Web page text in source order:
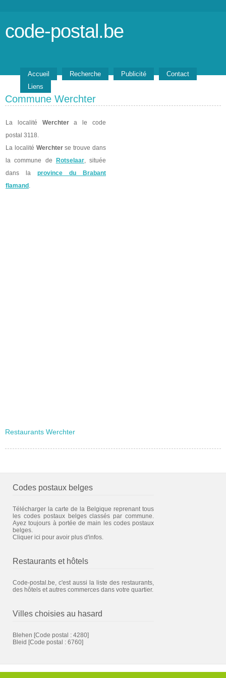
code-postal.be
Accueil Recherche Publicité
Contact
Liens
Commune Werchter
La localité Werchtera le code
postal 3118.
La localité Werchterse trouve dans
la commune de
Rotselaar, située
dans la province du Brabant
flamand .
Restaurants Werchter
Codes postaux belges
Télécharger la carte de la Belgique reprenant tous
les codes postaux belges classés par commune.
Ayez toujours à portée de main les codes postaux
belges.
Cliquer ici pour avoir plus d'infos.
Restaurants et hôtels
Code-postal.be, c'est aussi la liste des restaurants,
des hôtels et autres commerces dans votre quartier.
Villes choisies au hasard
Blehen [Code postal : 4280]
Bleid [Code postal : 6760]